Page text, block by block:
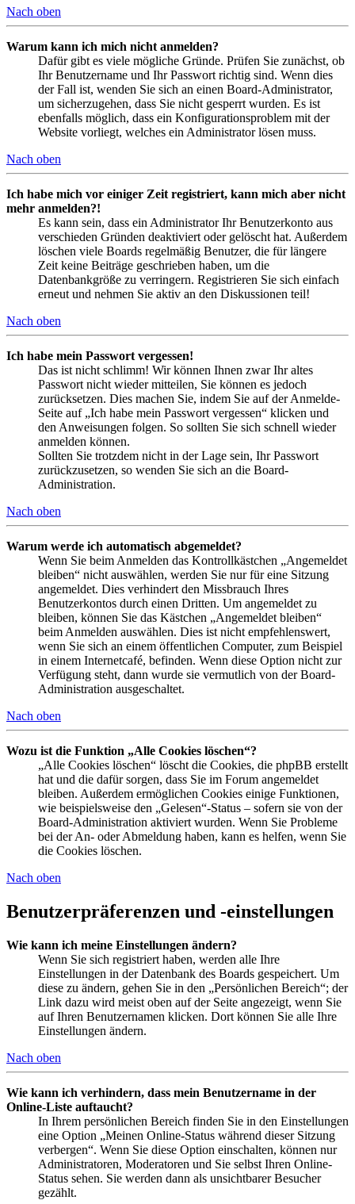
Nach oben
Warum kann ich mich nicht anmelden?
Dafür gibt es viele mögliche Gründe. Prüfen Sie zunächst, ob
Ihr Benutzername und Ihr Passwort richtig sind. Wenn dies
der Fall ist, wenden Sie sich an einen Board-Administrator,
um sicherzugehen, dass Sie nicht gesperrt wurden. Es ist
ebenfalls möglich, dass ein Konfigurationsproblem mit der
Website vorliegt, welches ein Administrator lösen muss.
Nach oben
Ich habe mich vor einiger Zeit registriert, kann mich aber nicht
mehr anmelden?!
Es kann sein, dass ein Administrator Ihr Benutzerkonto aus
verschieden Gründen deaktiviert oder gelöscht hat. Außerdem
löschen viele Boards regelmäßig Benutzer, die für längere
Zeit keine Beiträge geschrieben haben, um die
Datenbankgröße zu verringern. Registrieren Sie sich einfach
erneut und nehmen Sie aktiv an den Diskussionen teil!
Nach oben
Ich habe mein Passwort vergessen!
Das ist nicht schlimm! Wir können Ihnen zwar Ihr altes
Passwort nicht wieder mitteilen, Sie können es jedoch
zurücksetzen. Dies machen Sie, indem Sie auf der Anmelde-
Seite auf „Ich habe mein Passwort vergessen“ klicken und
den Anweisungen folgen. So sollten Sie sich schnell wieder
anmelden können.
Sollten Sie trotzdem nicht in der Lage sein, Ihr Passwort
zurückzusetzen, so wenden Sie sich an die Board-
Administration.
Nach oben
Warum werde ich automatisch abgemeldet?
Wenn Sie beim Anmelden das Kontrollkästchen „Angemeldet
bleiben“ nicht auswählen, werden Sie nur für eine Sitzung
angemeldet. Dies verhindert den Missbrauch Ihres
Benutzerkontos durch einen Dritten. Um angemeldet zu
bleiben, können Sie das Kästchen „Angemeldet bleiben“
beim Anmelden auswählen. Dies ist nicht empfehlenswert,
wenn Sie sich an einem öffentlichen Computer, zum Beispiel
in einem Internetcafé, befinden. Wenn diese Option nicht zur
Verfügung steht, dann wurde sie vermutlich von der Board-
Administration ausgeschaltet.
Nach oben
Wozu ist die Funktion „Alle Cookies löschen“?
„Alle Cookies löschen“ löscht die Cookies, die phpBB erstellt
hat und die dafür sorgen, dass Sie im Forum angemeldet
bleiben. Außerdem ermöglichen Cookies einige Funktionen,
wie beispielsweise den „Gelesen“-Status – sofern sie von der
Board-Administration aktiviert wurden. Wenn Sie Probleme
bei der An- oder Abmeldung haben, kann es helfen, wenn Sie
die Cookies löschen.
Nach oben
Benutzerpräferenzen und -einstellungen
Wie kann ich meine Einstellungen ändern?
Wenn Sie sich registriert haben, werden alle Ihre
Einstellungen in der Datenbank des Boards gespeichert. Um
diese zu ändern, gehen Sie in den „Persönlichen Bereich“; der
Link dazu wird meist oben auf der Seite angezeigt, wenn Sie
auf Ihren Benutzernamen klicken. Dort können Sie alle Ihre
Einstellungen ändern.
Nach oben
Wie kann ich verhindern, dass mein Benutzername in der
Online-Liste auftaucht?
In Ihrem persönlichen Bereich finden Sie in den Einstellungen
eine Option „Meinen Online-Status während dieser Sitzung
verbergen“. Wenn Sie diese Option einschalten, können nur
Administratoren, Moderatoren und Sie selbst Ihren Online-
Status sehen. Sie werden dann als unsichtbarer Besucher
gezählt.